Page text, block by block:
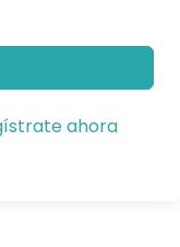
ahora